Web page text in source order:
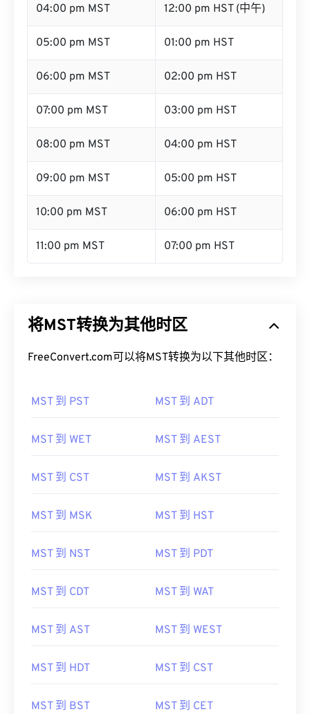
04:00 pm MST 12:00 pm HST (中午)
05:00 pm MST 01:00 pm HST
06:00 pm MST 02:00 pm HST
07:00 pm MST 03:00 pm HST
08:00 pm MST 04:00 pm HST
09:00 pm MST 05:00 pm HST
10:00 pm MST 06:00 pm HST
11:00 pm MST 07:00 pm HST
将MST转换为其他时区
FreeConvert.com可以将MST转换为以下其他时区：
MST 到 PST MST 到 ADT
MST 到 WET MST 到 AEST
MST 到 CST MST 到 AKST
MST 到 MSK MST 到 HST
MST 到 NST MST 到 PDT
MST 到 CDT MST 到 WAT
MST 到 AST MST 到 WEST
MST 到 HDT MST 到 CST
MST 到 BST MST 到 CET